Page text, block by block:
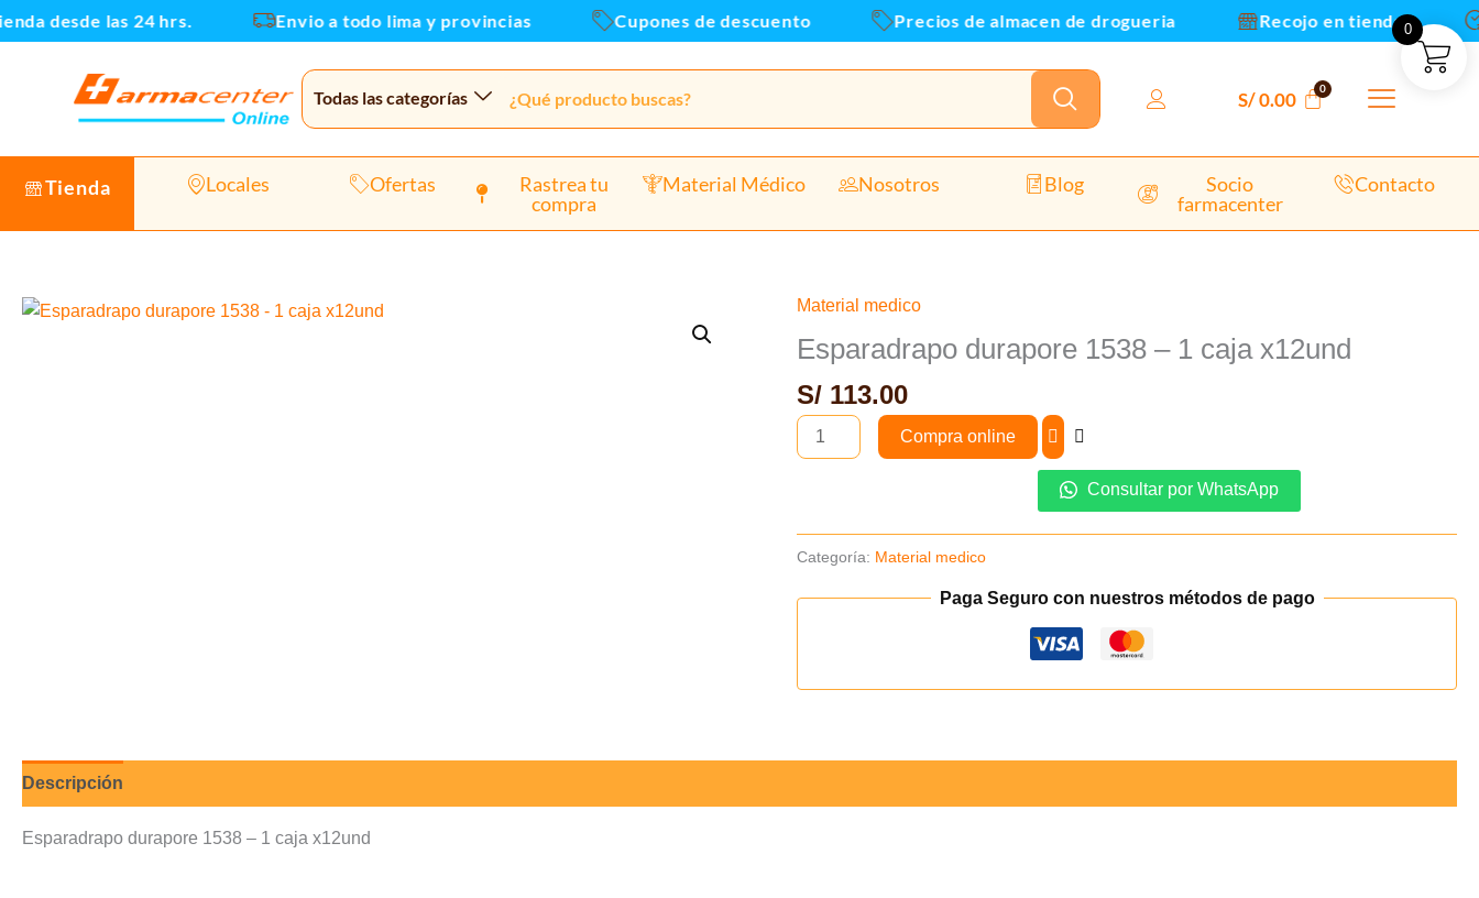
Ir
al
desde las 24 hrs. Envio a todo lima y provincias Cupones de descuento Precios de almacen de drogueria Recojo en tienda
Todas las categorías S/0.00
Tienda Locales Ofertas
Rastrea tu
compra
Material Médico Nosotros Blog
Socio
farmacenter
Contacto
Material medico
Esparadrapo durapore 1538 – 1 caja x12und
S/ 113.00
Esparadrapo
durapore
1538
-
1
caja
Compra online
Consultar por WhatsApp
Categoría: Material medico
Paga Seguro con nuestros métodos de pago
Descripción
Esparadrapo durapore 1538 – 1 caja x12und
0